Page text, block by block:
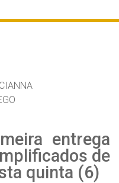
entrega
de
quinta (6)